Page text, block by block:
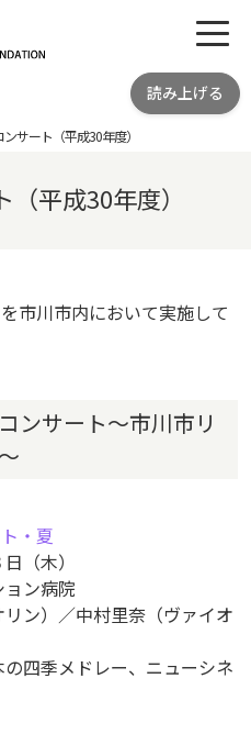
文化振興財団
読み上げる
サート（平成30年度）
平成30年度）
市川市内において実施して
ンサート～市川市リ
・夏
（木）
ン病院
ン）／中村里奈（ヴァイオ
四季メドレー、ニューシネ